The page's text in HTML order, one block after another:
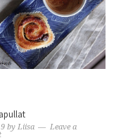
byLiisa
Leave a